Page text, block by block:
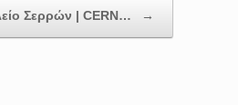
Σερρών | CERN… →